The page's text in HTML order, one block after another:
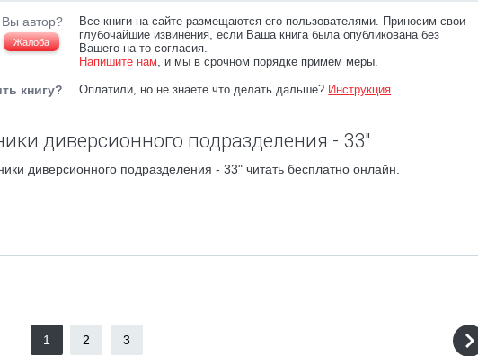
Вы автор?
Жалоба
Все книги на сайте размещаются его пользователями. Приносим свои
глубочайшие извинения, если Ваша книга была опубликована без
Вашего на то согласия.
Напишите нам, и мы в срочном порядке примем меры.
книгу? Оплатили, но не знаете что делать дальше? Инструкция.
диверсионного подразделения - 33"
диверсионного подразделения - 33" читать бесплатно онлайн.
1 2 3